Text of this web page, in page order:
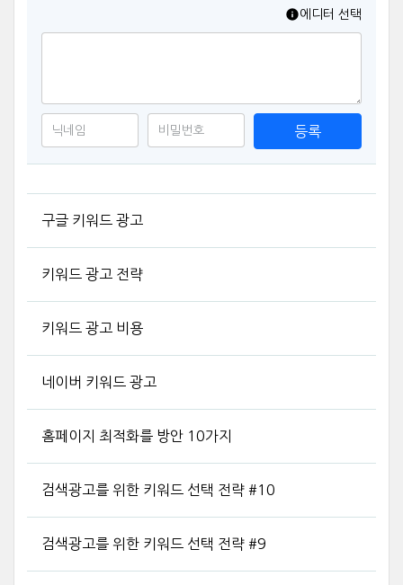
에디터 선택
등록
구글 키워드 광고
키워드 광고 전략
키워드 광고 비용
네이버 키워드 광고
홈페이지 최적화를 방안 10가지
검색광고를 위한 키워드 선택 전략 #10
검색광고를 위한 키워드 선택 전략 #9